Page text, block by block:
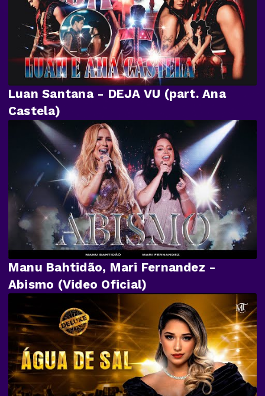
Luan Santana - DEJA VU (part. Ana
Castela)
Manu Bahtidão, Mari Fernandez -
Abismo (Video Oficial)